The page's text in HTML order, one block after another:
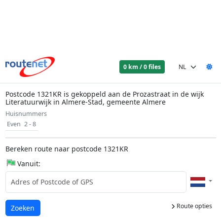
0 km / 0 files
Postcode 1321KR is gekoppeld aan de Prozastraat in de wijk
Literatuurwijk in Almere-Stad, gemeente Almere
Huisnummers
Even 2 - 8
Bereken route naar postcode 1321KR
Vanuit:
Route opties
Laden...
Zoeken